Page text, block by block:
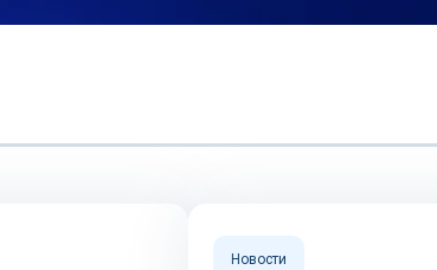
Новости